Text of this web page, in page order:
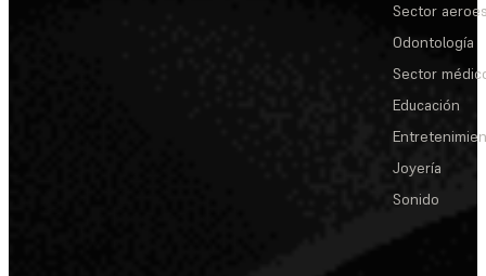
Sector
Odontología
Sector
Educación
Joyería
Sonido